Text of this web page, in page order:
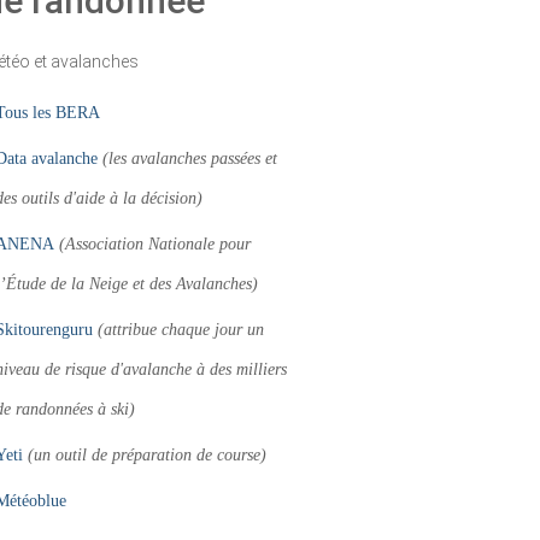
et avalanches
les BERA
avalanche (les avalanches passées et
outils d'aide à la décision)
(Association Nationale pour
de la Neige et des Avalanches)
(attribue chaque jour un
de risque d'avalanche à des milliers
randonnées à ski)
(un outil de préparation de course)